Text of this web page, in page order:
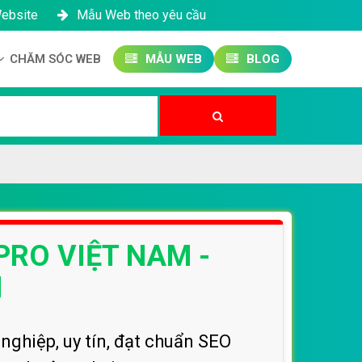
Mẫu Web theo yêu cầu
CHĂM SÓC WEB MẪU WEB BLOG
VIỆT NAM -
uy tín, đạt chuẩn SEO